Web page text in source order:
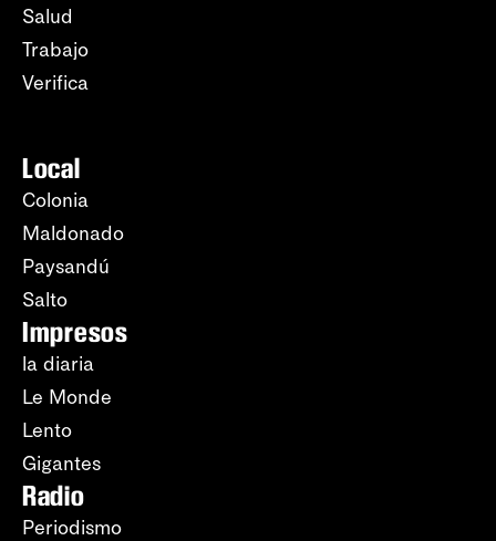
Salud
Trabajo
Verifica
Local
Colonia
Maldonado
Paysandú
Salto
Impresos
la diaria
Le Monde
Lento
Gigantes
Radio
Periodismo